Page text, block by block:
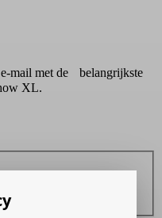
e-mail met de belangrijkste
XL.
akkoord met de